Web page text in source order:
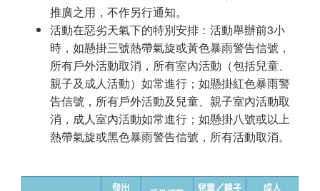
推廣之用，不作另行通知。
活動在惡劣天氣下的特別安排：活動舉辦前3小
時，如懸掛三號熱帶氣旋或黃色暴雨警告信號，
所有戶外活動取消，所有室內活動（包括兒童、
親子及成人活動）如常進行；如懸掛紅色暴雨警
告信號，所有戶外活動及兒童、親子室內活動取
消，成人室內活動如常進行；如懸掛八號或以上
熱帶氣旋或黑色暴雨警告信號，所有活動取消。